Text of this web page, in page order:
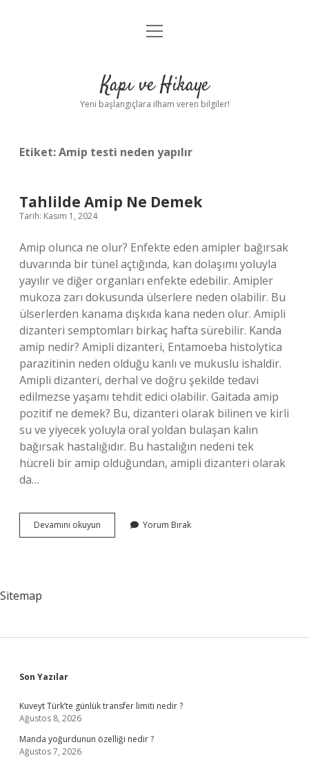
Anasayfa
Yasal Uyarı
menüyü
Kapı ve Hikaye
Yeni başlangıçlara ilham veren bilgiler!
Etiket:Amip testi neden yapılır
Tahlilde Amip Ne Demek
Tarih: Kasım 1, 2024
Amip olunca ne olur? Enfekte eden amipler bağırsak
duvarında bir tünel açtığında, kan dolaşımı yoluyla
yayılır ve diğer organları enfekte edebilir. Amipler
mukoza zarı dokusunda ülserlere neden olabilir. Bu
ülserlerden kanama dışkıda kana neden olur. Amipli
dizanteri semptomları birkaç hafta sürebilir. Kanda
amip nedir? Amipli dizanteri, Entamoeba histolytica
parazitinin neden olduğu kanlı ve mukuslu ishaldir.
Amipli dizanteri, derhal ve doğru şekilde tedavi
edilmezse yaşamı tehdit edici olabilir. Gaitada amip
pozitif ne demek? Bu, dizanteri olarak bilinen ve kirli
su ve yiyecek yoluyla oral yoldan bulaşan kalın
bağırsak hastalığıdır. Bu hastalığın nedeni tek
hücreli bir amip olduğundan, amipli dizanteri olarak
da…
Devamını okuyun Tahlilde
Amip
Yorum Bırak
Sitemap
Sidebar
Son Yazılar
Kuveyt Türk’te günlük transfer limiti nedir ?
Ağustos 8, 2026
Manda yoğurdunun özelliği nedir ?
Ağustos 7, 2026